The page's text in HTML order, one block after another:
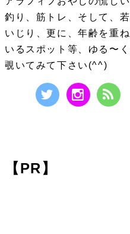
釣り、筋トレ、そして、
いじり、更に、年齢を重
いるスポット等、ゆる〜
覗いてみて下さい(^^)
【PR】